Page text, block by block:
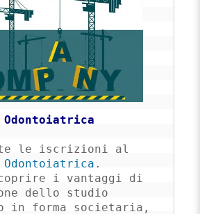
.
i vantaggi di
dello studio